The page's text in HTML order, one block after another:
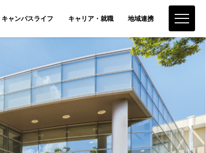
キャンパスライフ キャリア・就職 地域連携